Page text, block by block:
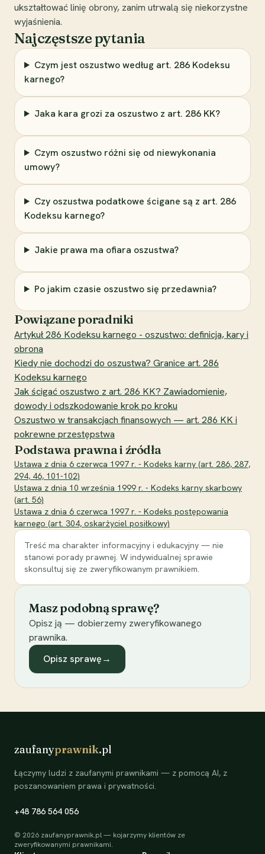
ukształtować linię obrony, zanim utrwalą się niekorzystne
wyjaśnienia.
Najczęstsze pytania
Czym jest oszustwo według art. 286 Kodeksu
karnego?
Jaka kara grozi za oszustwo z art. 286 KK?
Czym oszustwo różni się od niewykonania
umowy?
Czy oszustwa podatkowe ścigane są z art. 286
Kodeksu karnego?
Jakie prawa ma ofiara oszustwa?
Po jakim czasie oszustwo się przedawnia?
Powiązane poradniki
Artykuł 286 Kodeksu karnego - oszustwo: definicja, kary i
obrona
Kiedy nie dochodzi do oszustwa? Granice art. 286
Kodeksu karnego
Jak ścigać oszustwo z art. 286 KK? Zawiadomienie,
dowody i odszkodowanie krok po kroku
Oszustwo w transakcjach finansowych — art. 286 KK i
pokrewne przestępstwa
Podstawa prawna i źródła
Ustawa z dnia 6 czerwca 1997 r. - Kodeks karny (art. 286, 287,
294, 46, 101-102)
Ustawa z dnia 10 września 1999 r. - Kodeks karny skarbowy
(art. 56)
Ustawa z dnia 6 czerwca 1997 r. - Kodeks postępowania
karnego (art. 304, oskarżyciel posiłkowy)
Treść ma charakter informacyjny i edukacyjny — nie
stanowi porady prawnej. W indywidualnej sprawie
skonsultuj się ze zweryfikowanym prawnikiem.
Masz podobną sprawę?
Opisz ją — dobierzemy zweryfikowanego
prawnika.
Opisz sprawę→
zaufanyprawnik.pl
Łączymy ludzi z zaufanymi prawnikami — z pomocą AI, z
poszanowaniem prawa i prywatności.
+48 786 564 056
© 2026 zaufanyprawnik.pl — kojarzymy klientów ze
zweryfikowanymi prawnikami.